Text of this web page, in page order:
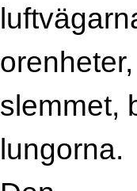
slemmet,
lungorna.